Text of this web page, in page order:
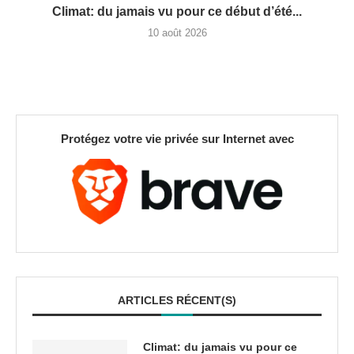
Climat: du jamais vu pour ce début d’été...
10 août 2026
Protégez votre vie privée sur Internet avec
ARTICLES RÉCENT(S)
Climat: du jamais vu pour ce